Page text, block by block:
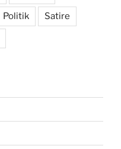
Politik Satire